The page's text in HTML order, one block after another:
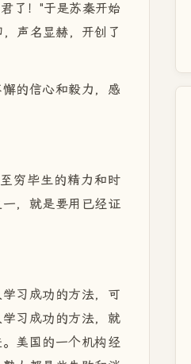
了！"于是苏秦开始
声名显赫，开创了
的信心和毅力，感
穷毕生的精力和时
，就是要用已经证
习成功的方法，可
习成功的方法，就
美国的一个机构经